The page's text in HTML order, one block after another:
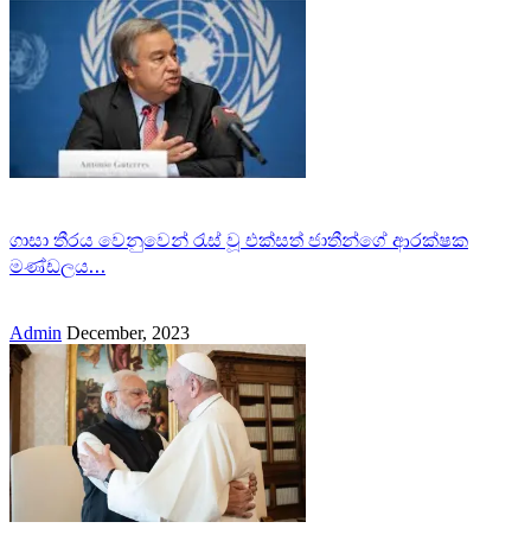
ගාසා තීරය වෙනුවෙන් රැස් වූ එක්සත් ජාතීන්ගේ ආරක්ෂක
මණ්ඩලය…
Admin December, 2023